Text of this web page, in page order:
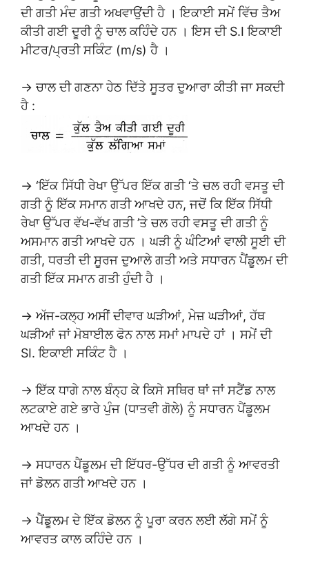
ਦੀ ਗਤੀ ਮੰਦ ਗਤੀ ਅਖਵਾਉਂਦੀ ਹੈ । ਇਕਾਈ ਸਮੇਂ ਵਿੱਚ ਤੈਅ
ਕੀਤੀ ਗਈ ਦੂਰੀ ਨੂੰ ਚਾਲ ਕਹਿੰਦੇ ਹਨ । ਇਸ ਦੀ S.I ਇਕਾਈ
ਮੀਟਰ/ਪ੍ਰਤੀ ਸਕਿੰਟ (m/s) ਹੈ ।
→ ਚਾਲ ਦੀ ਗਣਨਾ ਹੇਠ ਦਿੱਤੇ ਸੂਤਰ ਦੁਆਰਾ ਕੀਤੀ ਜਾ ਸਕਦੀ
ਹੈ :
→ ‘ਇੱਕ ਸਿੱਧੀ ਰੇਖਾ ਉੱਪਰ ਇੱਕ ਗਤੀ ‘ਤੇ ਚਲ ਰਹੀ ਵਸਤੂ ਦੀ
ਗਤੀ ਨੂੰ ਇੱਕ ਸਮਾਨ ਗਤੀ ਆਖਦੇ ਹਨ, ਜਦੋਂ ਕਿ ਇੱਕ ਸਿੱਧੀ
ਰੇਖਾ ਉੱਪਰ ਵੱਖ-ਵੱਖ ਗਤੀ ’ਤੇ ਚਲ ਰਹੀ ਵਸਤੂ ਦੀ ਗਤੀ ਨੂੰ
ਅਸਮਾਨ ਗਤੀ ਆਖਦੇ ਹਨ । ਘੜੀ ਨੂੰ ਘੰਟਿਆਂ ਵਾਲੀ ਸੂਈ ਦੀ
ਗਤੀ, ਧਰਤੀ ਦੀ ਸੂਰਜ ਦੁਆਲੇ ਗਤੀ ਅਤੇ ਸਧਾਰਨ ਪੈਂਡੂਲਮ ਦੀ
ਗਤੀ ਇੱਕ ਸਮਾਨ ਗਤੀ ਹੁੰਦੀ ਹੈ ।
→ ਅੱਜ-ਕਲ੍ਹ ਅਸੀਂ ਦੀਵਾਰ ਘੜੀਆਂ, ਮੇਜ਼ ਘੜੀਆਂ, ਹੱਥ
ਘੜੀਆਂ ਜਾਂ ਮੋਬਾਈਲ ਫੋਨ ਨਾਲ ਸਮਾਂ ਮਾਪਦੇ ਹਾਂ । ਸਮੇਂ ਦੀ
SI. ਇਕਾਈ ਸਕਿੰਟ ਹੈ ।
→ ਇੱਕ ਧਾਗੇ ਨਾਲ ਬੰਨ੍ਹ ਕੇ ਕਿਸੇ ਸਥਿਰ ਥਾਂ ਜਾਂ ਸਟੈਂਡ ਨਾਲ
ਲਟਕਾਏ ਗਏ ਭਾਰੇ ਪੁੰਜ (ਧਾਤਵੀ ਗੋਲੇ) ਨੂੰ ਸਧਾਰਨ ਪੈਂਡੂਲਮ
ਆਖਦੇ ਹਨ ।
→ ਸਧਾਰਨ ਪੈਂਡੂਲਮ ਦੀ ਇੱਧਰ-ਉੱਧਰ ਦੀ ਗਤੀ ਨੂੰ ਆਵਰਤੀ
ਜਾਂ ਡੋਲਨ ਗਤੀ ਆਖਦੇ ਹਨ ।
→ ਪੈਂਡੂਲਮ ਦੇ ਇੱਕ ਡੋਲਨ ਨੂੰ ਪੂਰਾ ਕਰਨ ਲਈ ਲੱਗੇ ਸਮੇਂ ਨੂੰ
ਆਵਰਤ ਕਾਲ ਕਹਿੰਦੇ ਹਨ ।